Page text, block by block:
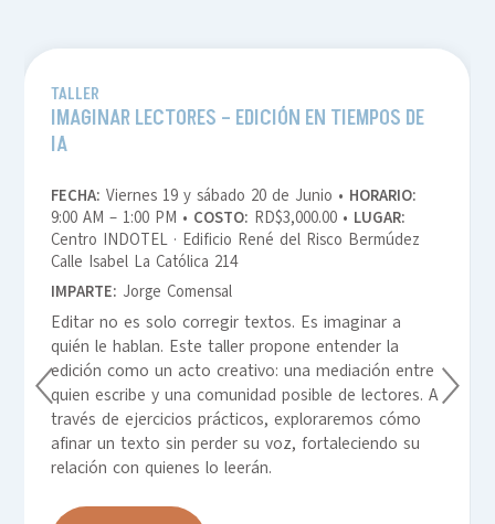
TALLER
IMAGINAR LECTORES – EDICIÓN EN TIEMPOS DE
IA
FECHA: Viernes 19 y sábado 20 de Junio • HORARIO:
9:00 AM – 1:00 PM • COSTO: RD$3,000.00 • LUGAR:
Centro INDOTEL · Edificio René del Risco Bermúdez
Calle Isabel La Católica 214
IMPARTE: Jorge Comensal
Editar no es solo corregir textos. Es imaginar a
quién le hablan. Este taller propone entender la
edición como un acto creativo: una mediación entre
quien escribe y una comunidad posible de lectores. A
través de ejercicios prácticos, exploraremos cómo
afinar un texto sin perder su voz, fortaleciendo su
relación con quienes lo leerán.